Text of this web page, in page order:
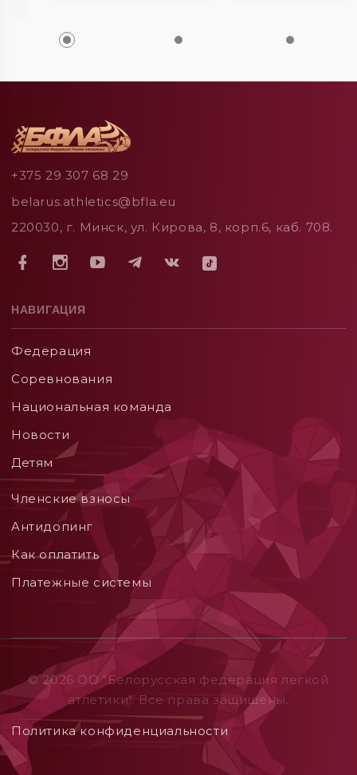
+375 29 307 68 29
belarus.athletics@bfla.eu
220030, г. Минск, ул. Кирова, 8, корп.6, каб. 708.
НАВИГАЦИЯ
Федерация
Соревнования
Национальная команда
Новости
Детям
Членские взносы
Aнтидопинг
Как оплатить
Платежные системы
© 2026 ОO "Белорусская федерация легкой
атлетики". Все права защищены.
Политика конфиденциальности